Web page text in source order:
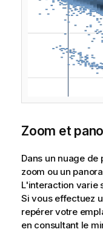
Zoom et
Dans un nuage
zoom ou un
L'interaction varie
Si vous effectuez
repérer votre
en consultant le